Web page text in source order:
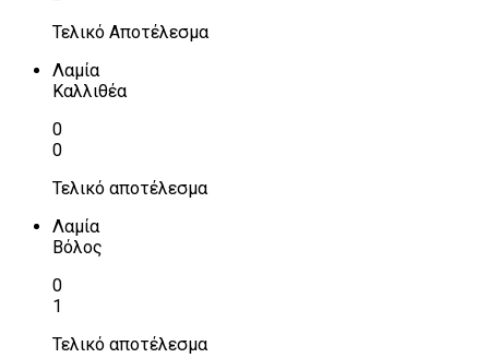
Τελικό Αποτέλεσμα
Λαμία
Καλλιθέα
0
0
Τελικό αποτέλεσμα
Λαμία
Βόλος
0
1
Τελικό αποτέλεσμα